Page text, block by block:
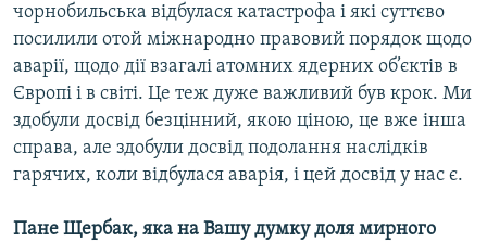
чорнобильська відбулася катастрофа і які суттєво
посилили отой міжнародно правовий порядок щодо
аварії, щодо дії взагалі атомних ядерних об’єктів в
Європі і в світі. Це теж дуже важливий був крок. Ми
здобули досвід безцінний, якою ціною, це вже інша
справа, але здобули досвід подолання наслідків
гарячих, коли відбулася аварія, і цей досвід у нас є.
Пане Щербак, яка на Вашу думку доля мирного